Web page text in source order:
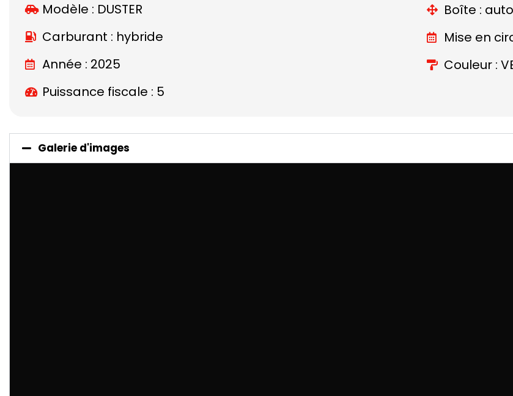
Modèle : DUSTER
Carburant : hybride
Année : 2025
Puissance fiscale : 5
Boîte :
Mise en
Couleur :
Galerie d'images